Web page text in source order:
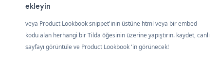
ekleyin
veya Product Lookbook snippet'inin üstüne html veya bir embed
kodu alan herhangi bir Tilda öğesinin üzerine yapıştırın. kaydet, canlı
sayfayı görüntüle ve Product Lookbook 'in görünecek!